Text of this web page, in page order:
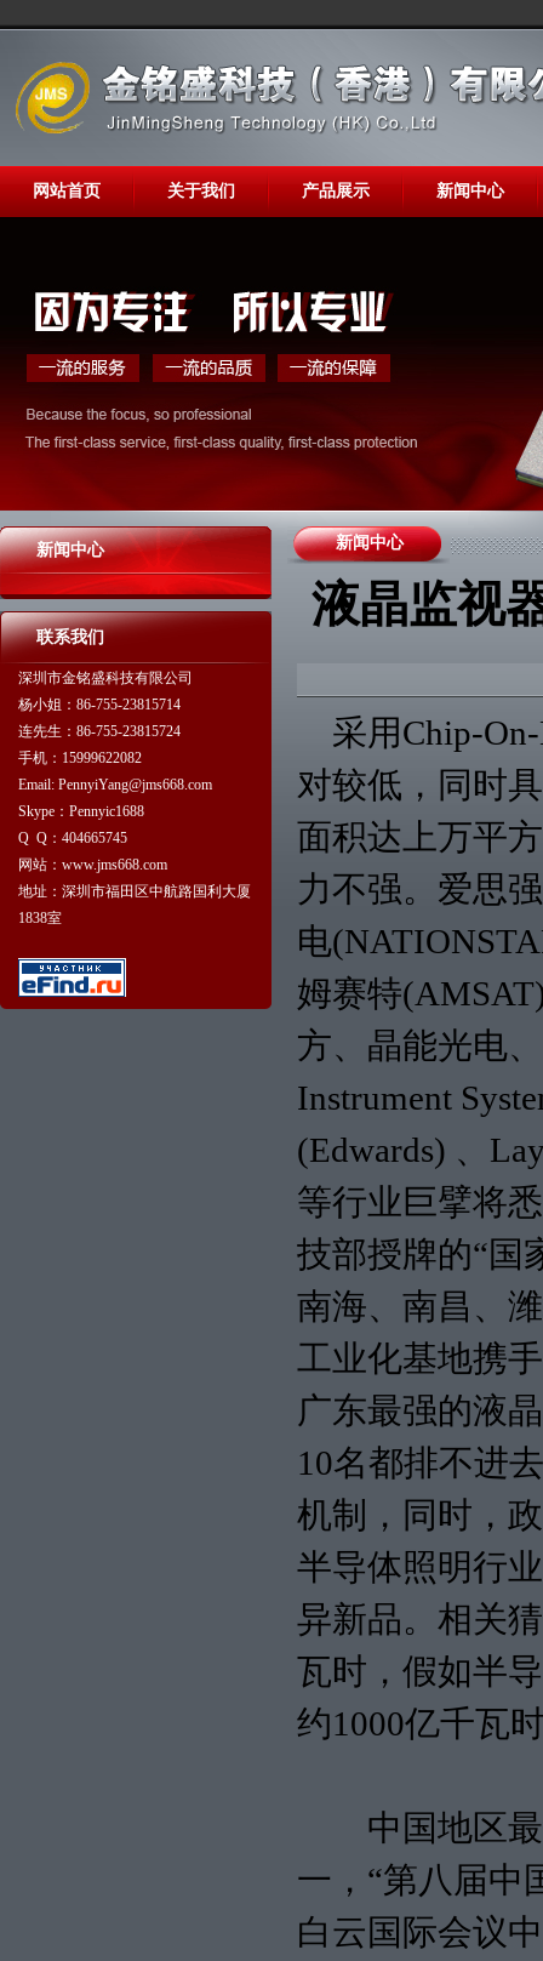
网站首页 关于我们 产品展示 新闻中心
新闻中心
联系我们
深圳市金铭盛科技有限公司
杨小姐：86-755-23815714
连先生：86-755-23815724
手机：15999622082
Email: PennyiYang@jms668.com
Skype：Pennyic1688
Q Q：404665745
网站：www.jms668.com
地址：深圳市福田区中航路国利大厦
1838室
新闻中心
液晶监视
采用Chip-On-
对较低，同时
面积达上万平
力不强。爱思
电
姆赛特
方、晶能光电
Instrument
(Edwards) 、
等行业巨擘将
技部授牌的“国
南海、南昌、
工业化基地携
广东最强的液
10名都排不进
机制，同时，
半导体照明行
异新品。相关
瓦时，假如半
约1000亿千瓦
中国地区最
一，“第八届中
白云国际会议